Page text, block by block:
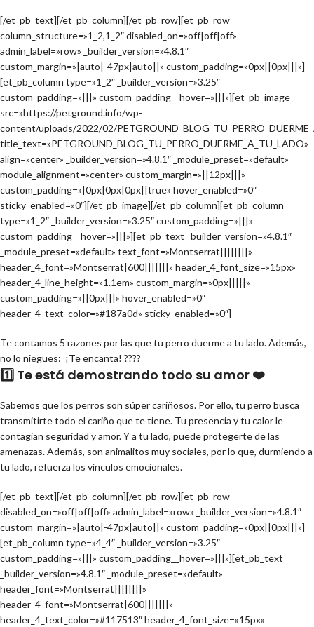
[/et_pb_text][/et_pb_column][/et_pb_row][et_pb_row
column_structure=»1_2,1_2″ disabled_on=»off|off|off»
admin_label=»row» _builder_version=»4.8.1″
custom_margin=»|auto|-47px|auto||» custom_padding=»0px||0px|||»]
[et_pb_column type=»1_2″ _builder_version=»3.25″
custom_padding=»|||» custom_padding__hover=»|||»][et_pb_image
src=»https://petground.info/wp-
content/uploads/2022/02/
title_text=»PETGROUND_BLOG_TU_PERRO_DUERME_A_TU_LADO»
align=»center» _builder_version=»4.8.1″ _module_preset=»default»
module_alignment=»center» custom_margin=»||12px|||»
custom_padding=»|0px|0px|0px||true» hover_enabled=»0″
sticky_enabled=»0″][/et_pb_image][/et_pb_column][et_pb_column
type=»1_2″ _builder_version=»3.25″ custom_padding=»|||»
custom_padding__hover=»|||»][et_pb_text _builder_version=»4.8.1″
_module_preset=»default» text_font=»Montserrat||||||||»
header_4_font=»Montserrat|600|||||||» header_4_font_size=»15px»
header_4_line_height=»1.1em» custom_margin=»0px|||||»
custom_padding=»||0px|||» hover_enabled=»0″
header_4_text_color=»#187a0d» sticky_enabled=»0″]
Te contamos 5 razones por las que tu perro duerme a tu lado. Además,
no lo niegues: ¡Te encanta! ????
1️⃣ Te está demostrando todo su amor ❤️
Sabemos que los perros son súper cariñosos. Por ello, tu perro busca
transmitirte todo el cariño que te tiene. Tu presencia y tu calor le
contagian seguridad y amor. Y a tu lado, puede protegerte de las
amenazas. Además, son animalitos muy sociales, por lo que, durmiendo a
tu lado, refuerza los vínculos emocionales.
[/et_pb_text][/et_pb_column][/et_pb_row][et_pb_row
disabled_on=»off|off|off» admin_label=»row» _builder_version=»4.8.1″
custom_margin=»|auto|-47px|auto||» custom_padding=»0px||0px|||»]
[et_pb_column type=»4_4″ _builder_version=»3.25″
custom_padding=»|||» custom_padding__hover=»|||»][et_pb_text
_builder_version=»4.8.1″ _module_preset=»default»
header_font=»Montserrat||||||||»
header_4_font=»Montserrat|600|||||||»
header_4_text_color=»#117513″ header_4_font_size=»15px»